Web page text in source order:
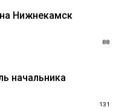
на Нижнекамск
88
начальника
131